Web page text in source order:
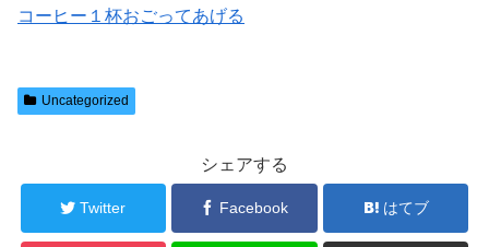
コーヒー１杯おごってあげる
Uncategorized
シェアする
Twitter Facebook はてブ